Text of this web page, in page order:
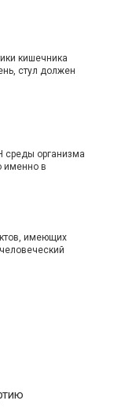
кишечника
стул должен
среды организма
именно в
имеющих